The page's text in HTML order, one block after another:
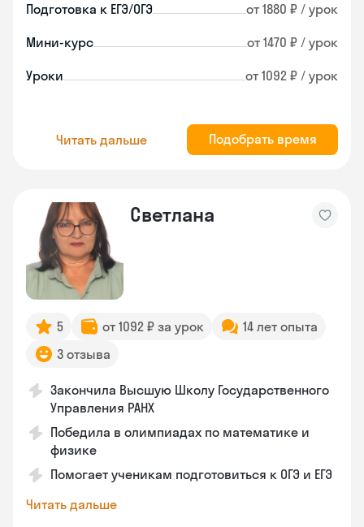
Подготовка к ЕГЭ/ОГЭ от 1880 ₽ / урок
Мини-курс от 1470 ₽ / урок
Уроки от 1092 ₽ / урок
Читать дальше Подобрать время
Светлана
5 от 1092 ₽ за урок
14 лет опыта
3 отзыва
Закончилa Высшую Школу Государственного
Управления РАНХ
Победила в олимпиадах по математике и
физике
Помогает ученикам подготовиться к ОГЭ и ЕГЭ
Читать дальше